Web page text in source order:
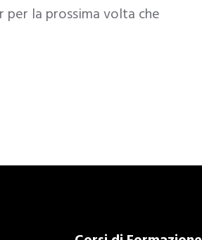
la prossima volta che